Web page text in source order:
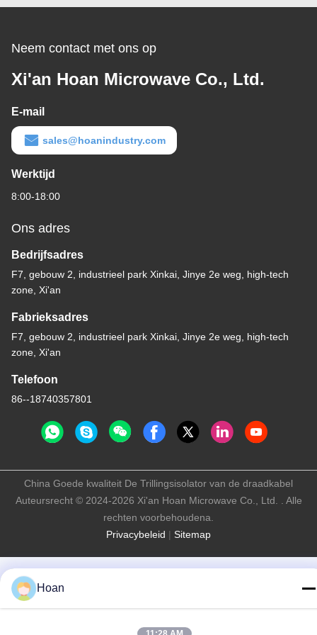
Neem contact met ons op
Xi'an Hoan Microwave Co., Ltd.
E-mail
sales@hoanindustry.com
Werktijd
8:00-18:00
Ons adres
Bedrijfsadres
F7, gebouw 2, industrieel park Xinkai, Jinye 2e weg, high-tech
zone, Xi'an
Fabrieksadres
F7, gebouw 2, industrieel park Xinkai, Jinye 2e weg, high-tech
zone, Xi'an
Telefoon
86--18740357801
Privacybeleid | Sitemap
China Goede kwaliteit De Trillingsisolator van de draadkabel
Auteursrecht © 2024-2026 Xi'an Hoan Microwave Co., Ltd. . Alle
rechten voorbehoudena.
Hoan